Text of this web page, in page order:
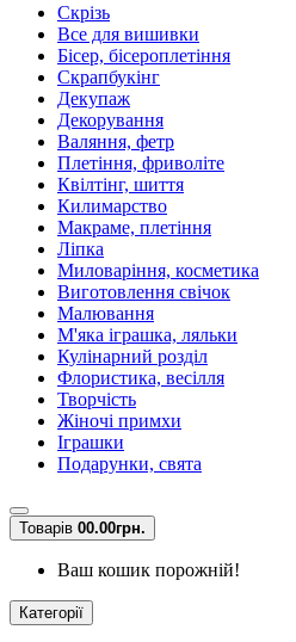
Скрізь
Все для вишивки
Бісер, бісероплетіння
Скрапбукінг
Декупаж
Декорування
Валяння, фетр
Плетіння, фриволіте
Квілтінг, шиття
Килимарство
Макраме, плетіння
Ліпка
Миловаріння, косметика
Виготовлення свічок
Малювання
М'яка іграшка, ляльки
Кулінарний розділ
Флористика, весілля
Творчість
Жіночі примхи
Іграшки
Подарунки, свята
Товарів 00.00грн.
Ваш кошик порожній!
Категорії